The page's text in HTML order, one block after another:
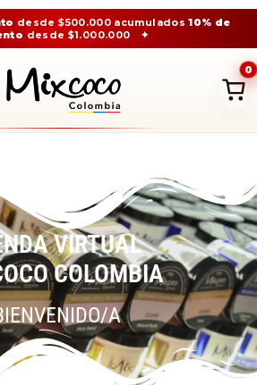
desde $500.000 acumulados10% de
desde $1.000.000 ✦
0
VIRTUAL
COLOMBIA
A